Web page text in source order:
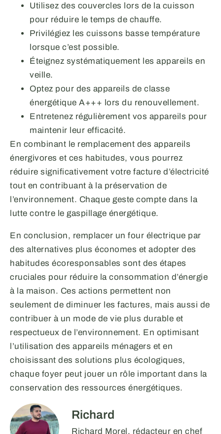
Utilisez des couvercles lors de la cuisson
pour réduire le temps de chauffe.
Privilégiez les cuissons basse température
lorsque c’est possible.
Éteignez systématiquement les appareils en
veille.
Optez pour des appareils de classe
énergétique A+++ lors du renouvellement.
Entretenez régulièrement vos appareils pour
maintenir leur efficacité.
En combinant le remplacement des appareils
énergivores et ces habitudes, vous pourrez
réduire significativement votre facture d’électricité
tout en contribuant à la préservation de
l’environnement. Chaque geste compte dans la
lutte contre le gaspillage énergétique.
En conclusion, remplacer un four électrique par
des alternatives plus économes et adopter des
habitudes écoresponsables sont des étapes
cruciales pour réduire la consommation d’énergie
à la maison. Ces actions permettent non
seulement de diminuer les factures, mais aussi de
contribuer à un mode de vie plus durable et
respectueux de l’environnement. En optimisant
l’utilisation des appareils ménagers et en
choisissant des solutions plus écologiques,
chaque foyer peut jouer un rôle important dans la
conservation des ressources énergétiques.
Richard
Richard Morel, rédacteur en chef